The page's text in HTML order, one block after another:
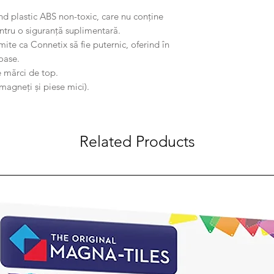
plastic ABS non-toxic, care nu conține
o siguranță suplimentară.
ca Connetix să fie puternic, oferind în
mărci de top.
și piese mici).
Related Products